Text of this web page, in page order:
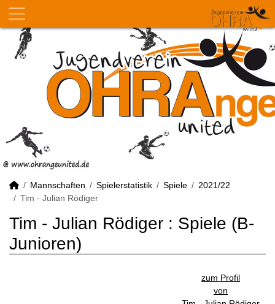
Mannschaften Spielerstatistik Spiele
2021/22
Tim - Julian Rödiger
Tim - Julian Rödiger : Spiele (B-
Junioren)
zum Profil
von